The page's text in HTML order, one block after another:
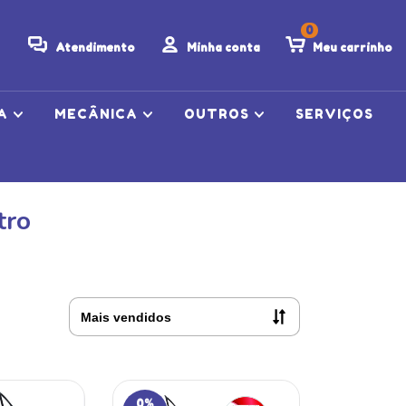
Atendimento Minha conta Meu carrinho
0
MECÂNICA OUTROS SERVIÇOS